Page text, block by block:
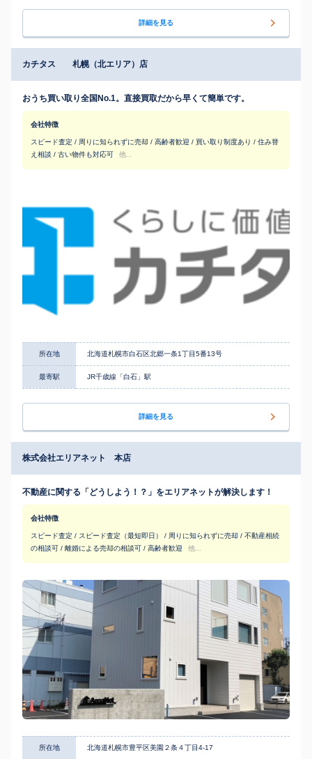
詳細を見る
カチタス 札幌（北エリア）店
おうち買い取り全国No.1。直接買取だから早くて簡単です。
会社特徴
スピード査定 / 周りに知られずに売却 / 高齢者歓迎 / 買い取り制度あり / 住み替
え相談 / 古い物件も対応可
他...
所在地 北海道札幌市白石区北郷一条1丁目5番13号
最寄駅 JR千歳線「白石」駅
詳細を見る
株式会社エリアネット 本店
不動産に関する「どうしよう！？」をエリアネットが解決します！
会社特徴
スピード査定 / スピード査定（最短即日） / 周りに知られずに売却 / 不動産相続
の相談可 / 離婚による売却の相談可 / 高齢者歓迎
他...
所在地 北海道札幌市豊平区美園２条４丁目4-17